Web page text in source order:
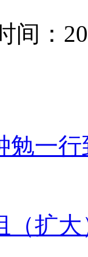
间：
勉一
（扩